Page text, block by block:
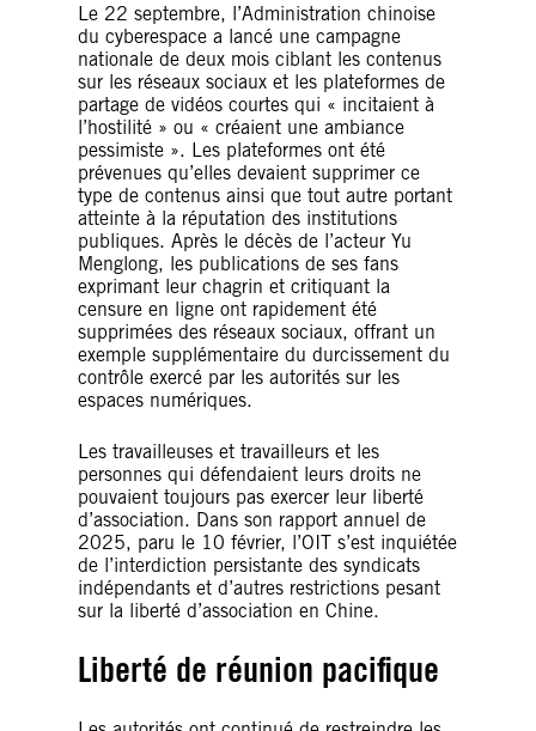
Le 22 septembre, l’Administration chinoise
du cyberespace a lancé une campagne
nationale de deux mois ciblant les contenus
sur les réseaux sociaux et les plateformes de
partage de vidéos courtes qui « incitaient à
l’hostilité » ou « créaient une ambiance
pessimiste ». Les plateformes ont été
prévenues qu’elles devaient supprimer ce
type de contenus ainsi que tout autre portant
atteinte à la réputation des institutions
publiques. Après le décès de l’acteur Yu
Menglong, les publications de ses fans
exprimant leur chagrin et critiquant la
censure en ligne ont rapidement été
supprimées des réseaux sociaux, offrant un
exemple supplémentaire du durcissement du
contrôle exercé par les autorités sur les
espaces numériques.
Les travailleuses et travailleurs et les
personnes qui défendaient leurs droits ne
pouvaient toujours pas exercer leur liberté
d’association. Dans son rapport annuel de
2025, paru le 10 février, l’OIT s’est inquiétée
de l’interdiction persistante des syndicats
indépendants et d’autres restrictions pesant
sur la liberté d’association en Chine.
Liberté de réunion pacifique